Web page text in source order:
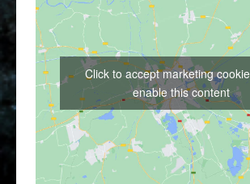
Click to accept marketing
enable this content